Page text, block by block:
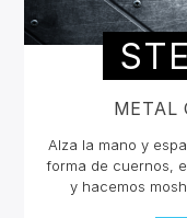
METAL
Alza la mano y
forma de cuernos,
y hacemos